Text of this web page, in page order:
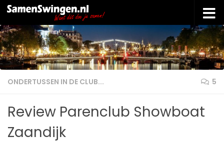
Doorgaan naar inhoud
ONDERTUSSEN IN DE CLUB... 5
Review Parenclub Showboat
Zaandijk